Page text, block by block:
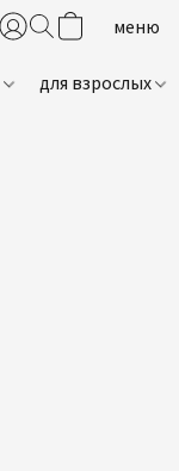
для взрослых